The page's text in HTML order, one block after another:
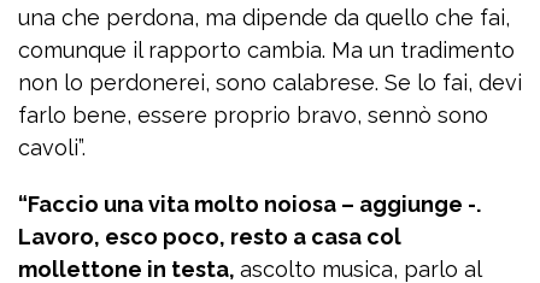
una che perdona, ma dipende da quello che fai,
comunque il rapporto cambia. Ma un tradimento
non lo perdonerei, sono calabrese. Se lo fai, devi
farlo bene, essere proprio bravo, sennò sono
cavoli”.
“Faccio una vita molto noiosa – aggiunge -.
Lavoro, esco poco, resto a casa col
mollettone in testa, ascolto musica, parlo al